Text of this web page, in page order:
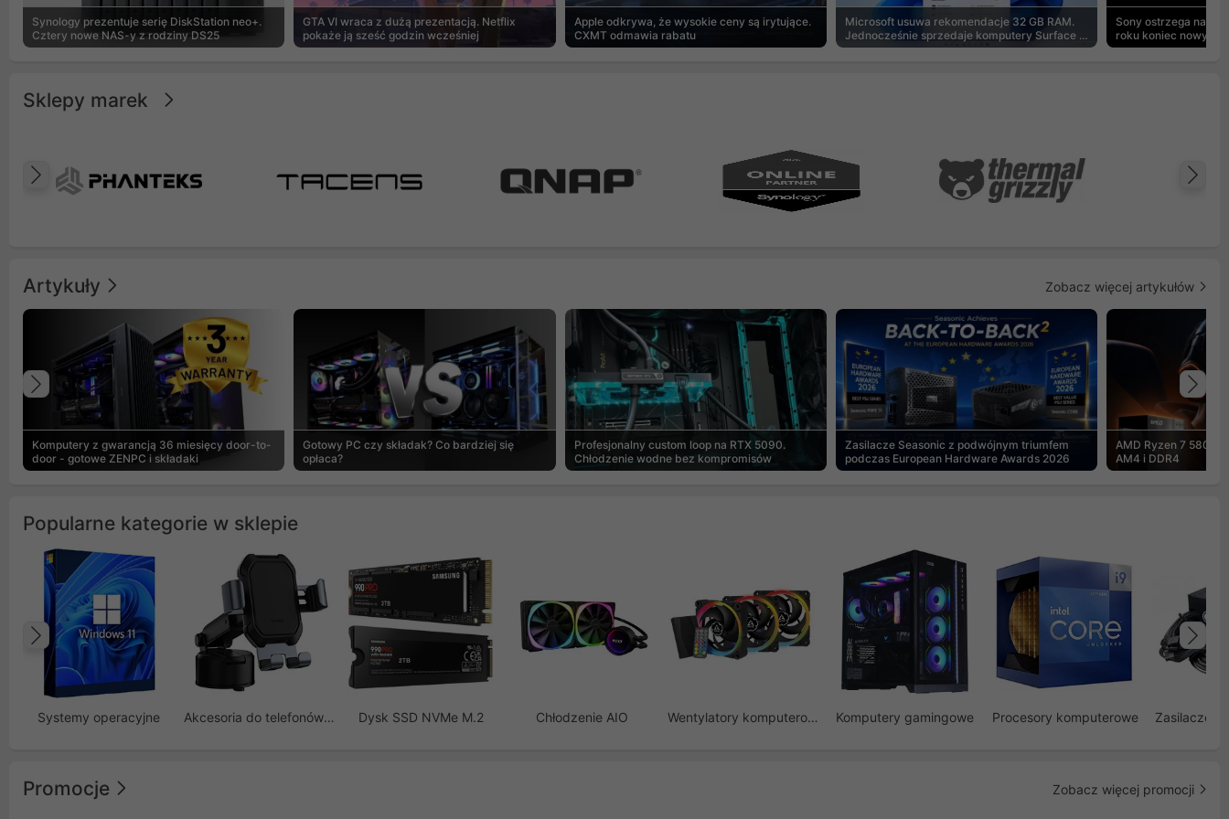
Synology prezentuje serię DiskStation neo+.
Cztery nowe NAS-y z rodziny DS25
GTA VI wraca z dużą prezentacją. Netflix
pokaże ją sześć godzin wcześniej
Apple odkrywa, że wysokie ceny są irytujące.
CXMT odmawia rabatu
Microsoft usuwa rekomendacje 32 GB RAM.
Jednocześnie sprzedaje komputery Surface z
8 GB
Sony ostrzega na
roku koniec nowych
Sklepy marek
Poprzedni
Artykuły Zobacz więcej artykułów
Komputery z gwarancją 36 miesięcy door-to-
door - gotowe ZENPC i składaki
Gotowy PC czy składak? Co bardziej się
opłaca?
Profesjonalny custom loop na RTX 5090.
Chłodzenie wodne bez kompromisów
Zasilacze Seasonic z podwójnym triumfem
podczas European Hardware Awards 2026
AMD Ryzen 7
AM4 i DDR4
Poprzedni
Popularne kategorie w sklepie
Systemy operacyjne Akcesoria do telefonów GSM Dysk SSD NVMe M.2 Chłodzenie AIO Wentylatory komputerowe Komputery gamingowe Procesory komputerowe Zasilacze
Poprzedni
Promocje Zobacz więcej promocji